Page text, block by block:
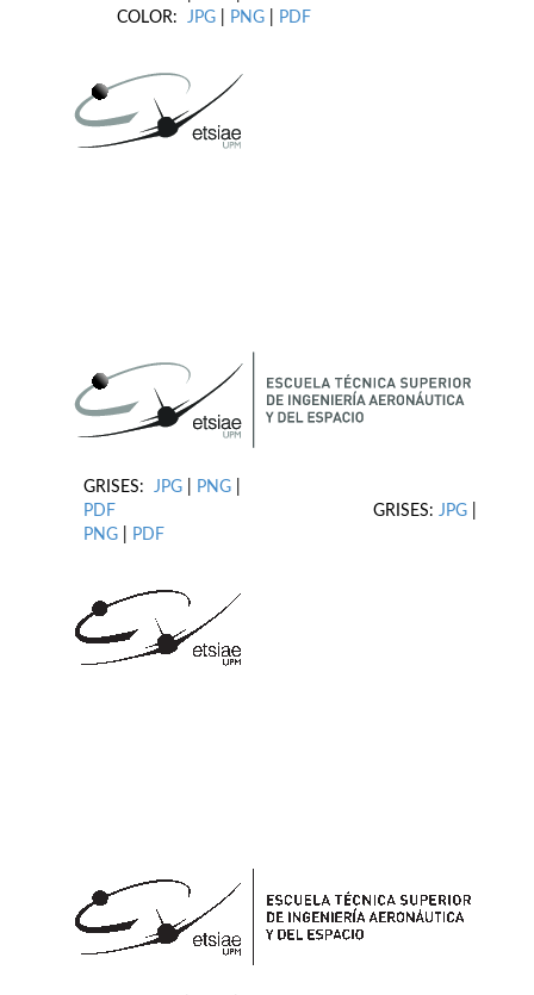
COLOR: JPG PNG PDF
GRISES: JPG PNG
PDF GRISES: JPG
PNG
PDF